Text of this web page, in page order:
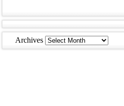
Archives Archives